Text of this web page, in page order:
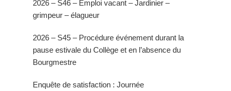
2026 – S46 – Emploi vacant – Jardinier –
grimpeur – élagueur
2026 – S45 – Procédure événement durant la
pause estivale du Collège et en l’absence du
Bourgmestre
Enquête de satisfaction : Journée